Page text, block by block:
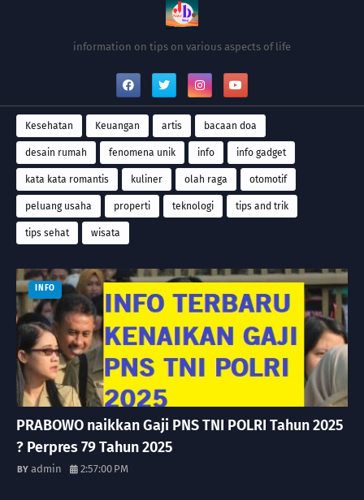
information on tips on various aspects of life
Kesehatan Keuangan artis bacaan doa
desain rumah fenomena unik info info gadget
kata kata romantis kuliner olah raga otomotif
peluang usaha properti teknologi tips and trik
tips sehat wisata
INFO
PRABOWO naikkan Gaji PNS TNI POLRI Tahun 2025
? Perpres 79 Tahun 2025
admin 2:57:00 PM